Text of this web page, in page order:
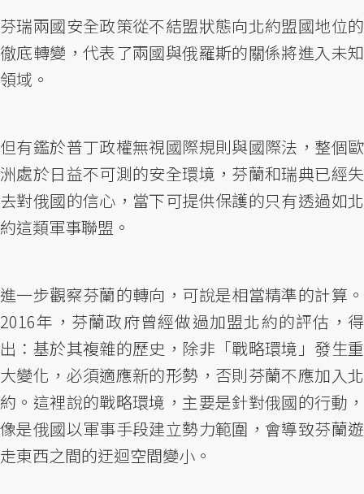
芬瑞兩國安全政策從不結盟狀態向北約盟國地位的
徹底轉變，代表了兩國與俄羅斯的關係將進入未知
領域。
但有鑑於普丁政權無視國際規則與國際法，整個歐
洲處於日益不可測的安全環境，芬蘭和瑞典已經失
去對俄國的信心，當下可提供保護的只有透過如北
約這類軍事聯盟。
進一步觀察芬蘭的轉向，可說是相當精準的計算。
2016年，芬蘭政府曾經做過加盟北約的評估，得
出：基於其複雜的歷史，除非「戰略環境」發生重
大變化，必須適應新的形勢，否則芬蘭不應加入北
約。這裡說的戰略環境，主要是針對俄國的行動，
像是俄國以軍事手段建立勢力範圍，會導致芬蘭遊
走東西之間的迂迴空間變小。